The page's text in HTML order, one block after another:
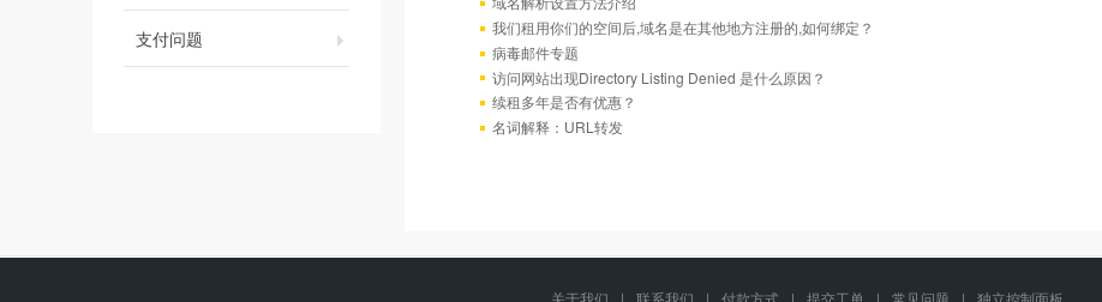
支付问题
我们租用你们的空间后,域名是在其他地方注册的,如何绑定？
病毒邮件专题
访问网站出现Directory Listing Denied 是什么原因？
续租多年是否有优惠？
名词解释：URL转发
关于我们 | 联系我们 | 付款方式 | 提交工单 | 常见问题 | 独立控制面板